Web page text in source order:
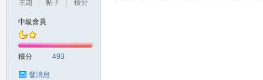
主題
帖子
積分
中級會員
積分 493
發消息